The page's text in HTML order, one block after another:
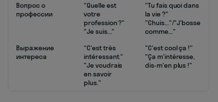
Вопрос о
профессии
"Quelle est
votre
profession ?"
"Je suis..."
"Tu fais quoi dans
la vie ?"
"Chuis..."/"J'bosse
comme..."
Выражение
интереса
"C'est très
intéressant."
"Je voudrais
en savoir
plus."
"C'est cool ça !"
"Ça m'intéresse,
dis-m'en plus !"